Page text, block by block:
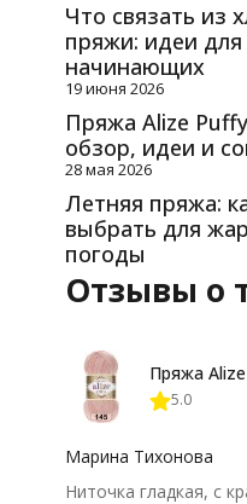
Что связать из
пряжи: идеи для
начинающих
19 июня 2026
Пряжа Alize
обзор, идеи и
28 мая 2026
Летняя пряжа:
выбрать для
погоды
Отзывы о
Пряжа
5.0
Марина Тихонова
Ниточка гладкая, с